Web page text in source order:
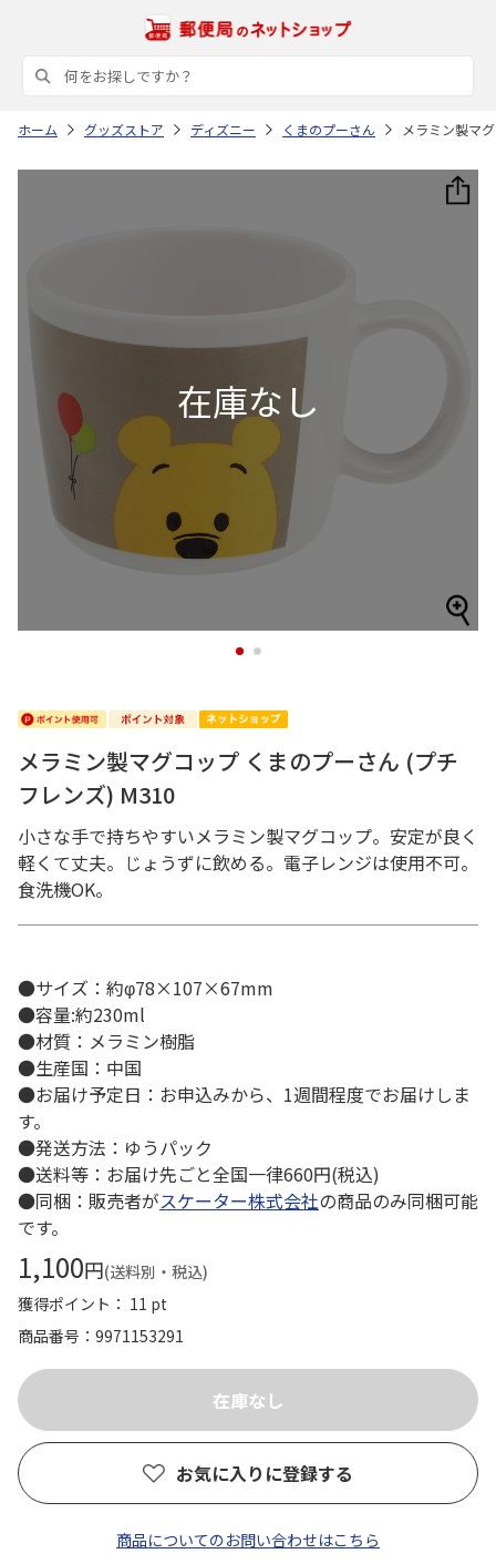
ホーム グッズストア ディズニー くまのプーさん メラミン製マ
1 2
メラミン製マグコップ くまのプーさん (プチ
フレンズ) M310
小さな手で持ちやすいメラミン製マグコップ。安定が良く
軽くて丈夫。じょうずに飲める。電子レンジは使用不可。
食洗機OK。
●サイズ：約φ78×107×67mm
●容量:約230ml
●材質：メラミン樹脂
●生産国：中国
●お届け予定日：お申込みから、1週間程度でお届けしま
す。
●発送方法：ゆうパック
●送料等：お届け先ごと全国一律660円(税込)
●同梱：販売者がスケーター株式会社の商品のみ同梱可能
です。
1,100円(送料別・税込)
獲得ポイント： 11 pt
商品番号
9971153291
お気に入りに登録する
商品についてのお問い合わせはこちら